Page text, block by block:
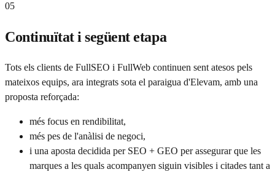
05
Continuïtat i següent etapa
Tots els clients de FullSEO i FullWeb continuen sent atesos pels
mateixos equips, ara integrats sota el paraigua d'Elevam, amb una
proposta reforçada:
més focus en rendibilitat,
més pes de l'anàlisi de negoci,
i una aposta decidida per SEO + GEO per assegurar que les
marques a les quals acompanyen siguin visibles i citades tant a